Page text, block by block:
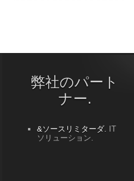
弊社のパート
ナー.
&ソースリミターダ. IT
ソリューション.